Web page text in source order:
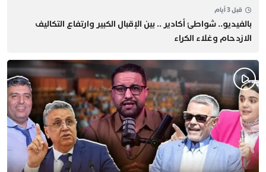
قبل 3 أيام
بالفيديو.. شواطئ أكادير .. بين الإقبال الكبير وارتفاع التكاليف
الازدحام وغلاء الكراء